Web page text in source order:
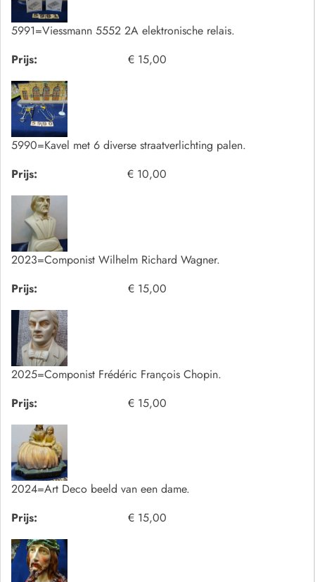
5991=Viessmann 5552 2A elektronische relais.
Prijs:
€ 15,00
5990=Kavel met 6 diverse straatverlichting palen.
Prijs:
€ 10,00
2023=Componist Wilhelm Richard Wagner.
Prijs:
€ 15,00
2025=Componist Frédéric François Chopin.
Prijs:
€ 15,00
2024=Art Deco beeld van een dame.
Prijs:
€ 15,00